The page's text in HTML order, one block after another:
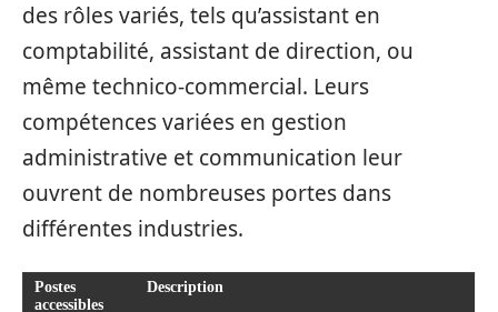
des rôles variés, tels qu’assistant en
comptabilité, assistant de direction, ou
même technico-commercial. Leurs
compétences variées en gestion
administrative et communication leur
ouvrent de nombreuses portes dans
différentes industries.
Postes
accessibles
Description